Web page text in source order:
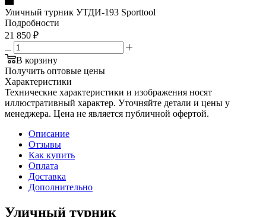
Уличный турник УТДИ-193 Sporttool
Подробности
21 850 ₽
В корзину
Получить оптовые цены
Характеристики
Технические характеристики и изображения носят
иллюстративный характер. Уточняйте детали и цены у
менеджера. Цена не является публичной офертой.
Описание
Отзывы
Как купить
Оплата
Доставка
Дополнительно
Уличный турник